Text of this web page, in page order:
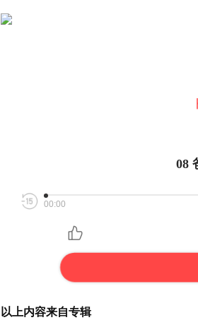
08
00:00
以上内容来自专辑